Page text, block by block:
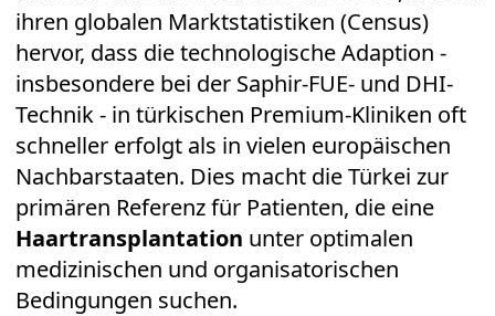
ihren globalen Marktstatistiken (Census)
hervor, dass die technologische Adaption -
insbesondere bei der Saphir-FUE- und DHI-
Technik - in türkischen Premium-Kliniken oft
schneller erfolgt als in vielen europäischen
Nachbarstaaten. Dies macht die Türkei zur
primären Referenz für Patienten, die eine
Haartransplantation unter optimalen
medizinischen und organisatorischen
Bedingungen suchen.